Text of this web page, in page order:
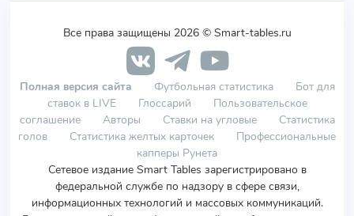
Все права защищены 2026 © Smart-tables.ru
Полная версия сайта Футбольная статистика
Бот для
ставок в LIVE
Глоссарий
Пользовательское
соглашение
Авторы Ставки на угловые
Статистика
голов
Статистика желтых карточек
Профессиональные
капперы Рунета
Сетевое издание Smart Tables зарегистрировано в
федеральной службе по надзору в сфере связи,
информационных технологий и массовых коммуникаций.